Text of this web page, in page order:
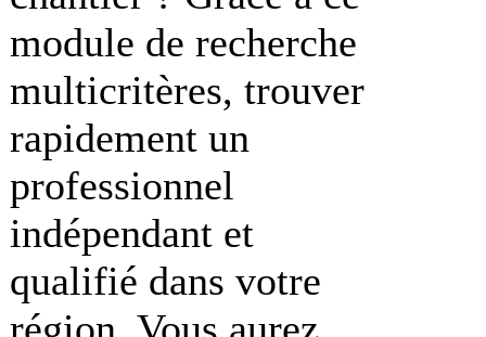
module de recherche
multicritères, trouver
rapidement un
professionnel
indépendant et
qualifié dans votre
région. Vous aurez